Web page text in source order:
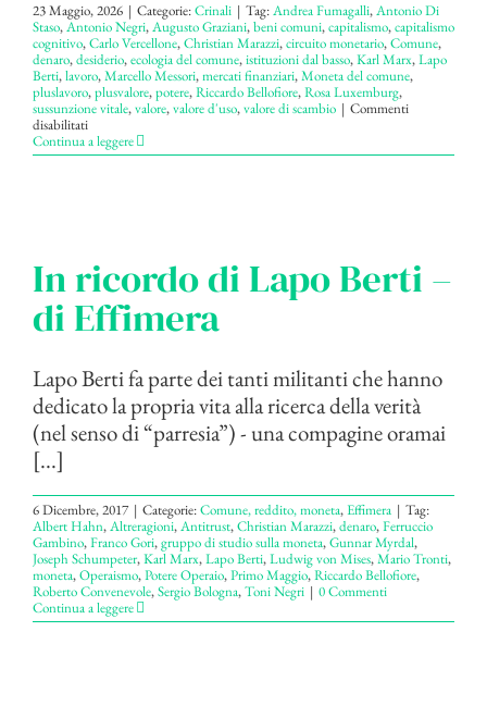
23 Maggio, 2026 | Categorie:Crinali | Tag:Andrea Fumagalli,Antonio Di
Staso,Antonio Negri,Augusto Graziani,beni comuni,capitalismo,capitalismo
cognitivo,Carlo Vercellone,Christian Marazzi,circuito monetario,Comune,
denaro,desiderio,ecologia del comune,istituzioni dal basso,Karl Marx,Lapo
Berti,lavoro,Marcello Messori,mercati finanziari,Moneta del comune,
pluslavoro,plusvalore,potere,Riccardo Bellofiore,Rosa Luxemburg,
sussunzione vitale,valore,valore d'uso,valore di scambio | Commenti
disabilitatisu
A
proposito
libro
di
Antonio
Di
Stasio
di
Andrea
Fumagalli
Continua a leggere
In ricordo di Lapo Berti –
di Effimera
Lapo Berti fa parte dei tanti militanti che hanno
dedicato la propria vita alla ricerca della verità
(nel senso di “parresia”) - una compagine oramai
[...]
6 Dicembre, 2017 | Categorie:Comune, reddito, moneta,Effimera | Tag:
Albert Hahn,Altreragioni,Antitrust,Christian Marazzi,denaro,Ferruccio
Gambino,Franco Gori,gruppo di studio sulla moneta,Gunnar Myrdal,
Joseph Schumpeter,Karl Marx,Lapo Berti,Ludwig von Mises,Mario Tronti,
moneta,Operaismo,Potere Operaio,Primo Maggio,Riccardo Bellofiore,
Roberto Convenevole,Sergio Bologna,Toni Negri | 0 Commenti
Continua a leggere